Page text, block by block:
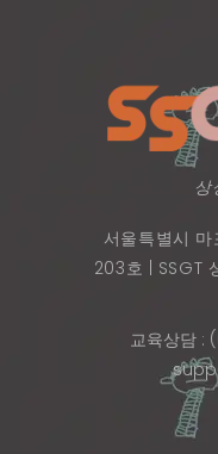
상
서울특별시
203호 | SSGT
교육상담 :